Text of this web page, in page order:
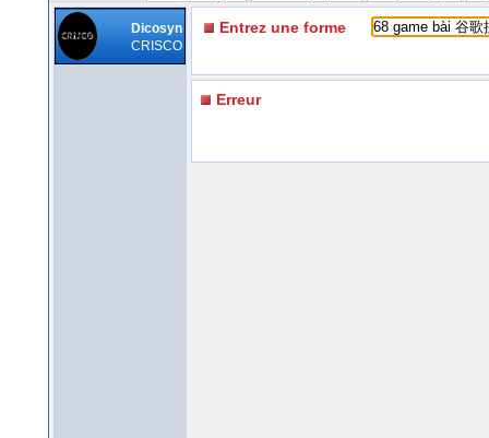
Dicosyn
CRISCO
Entrez une forme
Erreur